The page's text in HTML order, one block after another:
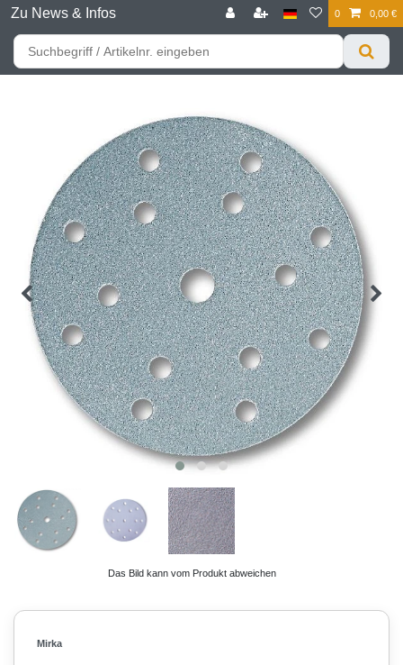
Zu News & Infos 0 0,00 €
Für bessere Preise HIER registrieren!
Das Bild kann vom Produkt abweichen
Mirka